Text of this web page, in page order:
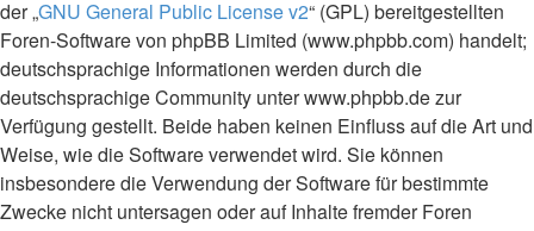
der „GNU General Public License v2“ (GPL) bereitgestellten
Foren-Software von phpBB Limited (www.phpbb.com) handelt;
deutschsprachige Informationen werden durch die
deutschsprachige Community unter www.phpbb.de zur
Verfügung gestellt. Beide haben keinen Einfluss auf die Art und
Weise, wie die Software verwendet wird. Sie können
insbesondere die Verwendung der Software für bestimmte
Zwecke nicht untersagen oder auf Inhalte fremder Foren